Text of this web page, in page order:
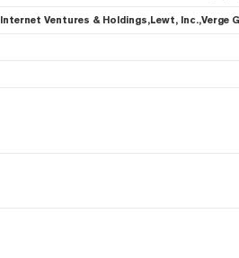
Internet Ventures & Holdings,Lewt, Inc.,Verge